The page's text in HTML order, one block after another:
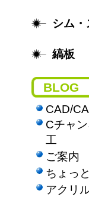
シム
縞板
BLOG
CAD/
Cチャ
工
ご案内
ちょっ
アクリ